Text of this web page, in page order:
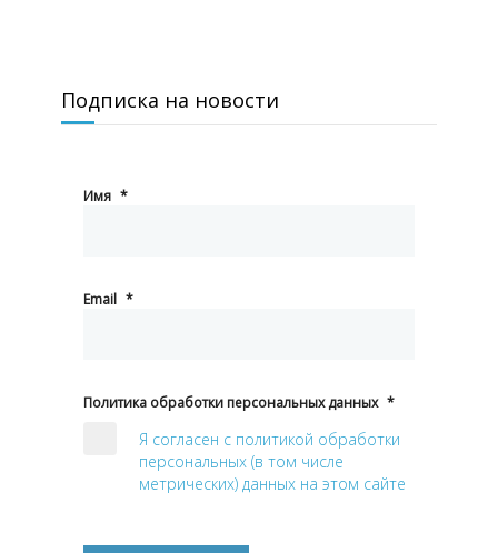
Подписка на новости
Имя *
Email *
Политика обработки персональных данных *
Я согласен с политикой обработки
персональных (в том числе
метрических) данных на этом сайте